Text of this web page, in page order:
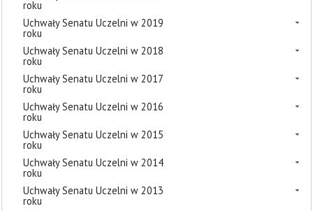
roku
Uchwały Senatu Uczelni w 2019
roku
Uchwały Senatu Uczelni w 2018
roku
Uchwały Senatu Uczelni w 2017
roku
Uchwały Senatu Uczelni w 2016
roku
Uchwały Senatu Uczelni w 2015
roku
Uchwały Senatu Uczelni w 2014
roku
Uchwały Senatu Uczelni w 2013
roku